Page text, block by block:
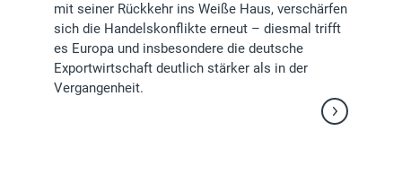
mit seiner Rückkehr ins Weiße Haus, verschärfen
sich die Handelskonflikte erneut – diesmal trifft
es Europa und insbesondere die deutsche
Exportwirtschaft deutlich stärker als in der
Vergangenheit.
Weiterlesen